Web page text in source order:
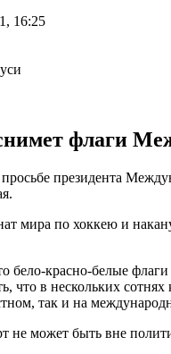
16:25
флаги
президента
мира по хоккею и
бело-красно-белые
в нескольких
так и на
не может быть вне